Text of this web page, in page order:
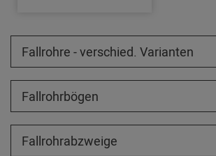
Fallrohre - verschied. Varianten
Fallrohrbögen
Fallrohrabzweige